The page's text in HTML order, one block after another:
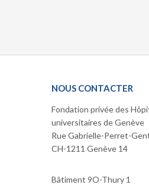
NOUS CONTACTER
Fondation privée des
universitaires de Genève
Rue Gabrielle-Perret-
CH-1211 Genève 14
Bâtiment 9O-Thury 1